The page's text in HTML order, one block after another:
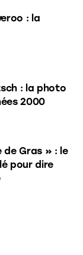
: la
: la photo
2000
de Gras » : le
pour dire